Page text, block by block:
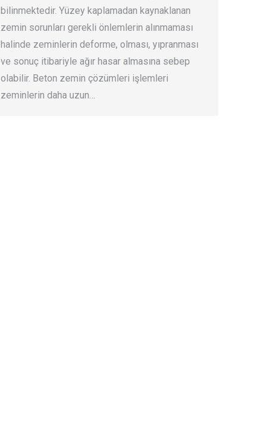
bilinmektedir. Yüzey kaplamadan kaynaklanan
zemin sorunları gerekli önlemlerin alınmaması
halinde zeminlerin deforme, olması, yıpranması
ve sonuç itibariyle ağır hasar almasına sebep
olabilir. Beton zemin çözümleri işlemleri
zeminlerin daha uzun…